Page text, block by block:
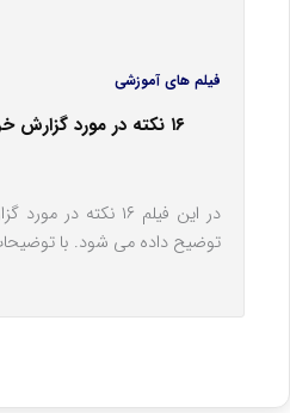
فیلم های آموزشی
۱۶ نکته در مورد گزارش خرید و فروش فصلی
در این فیلم ۱۶
توضیح داده می شود. با